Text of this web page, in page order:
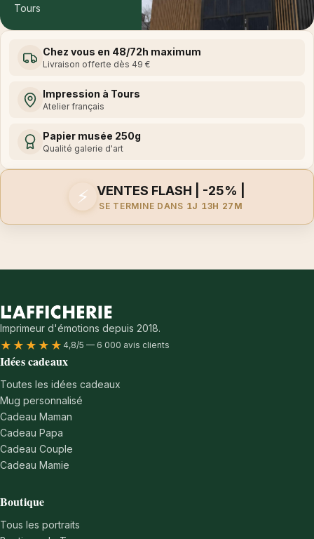
Tours
Chez vous en 48/72h maximum
Livraison offerte dès 49 €
Impression à Tours
Atelier français
Papier musée 250g
Qualité galerie d'art
⚡ VENTES FLASH | -25% |
SE TERMINE DANS 1J 13H 27M
Imprimeur d'émotions depuis 2018.
★★★★★ 4,8/5 — 6 000 avis clients
Idées cadeaux
Toutes les idées cadeaux
Mug personnalisé
Cadeau Maman
Cadeau Papa
Cadeau Couple
Cadeau Mamie
Boutique
Tous les portraits